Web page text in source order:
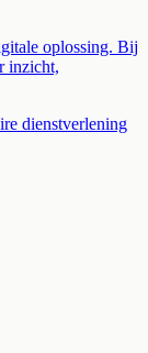
oplossing. Bij
inzicht,
dienstverlening